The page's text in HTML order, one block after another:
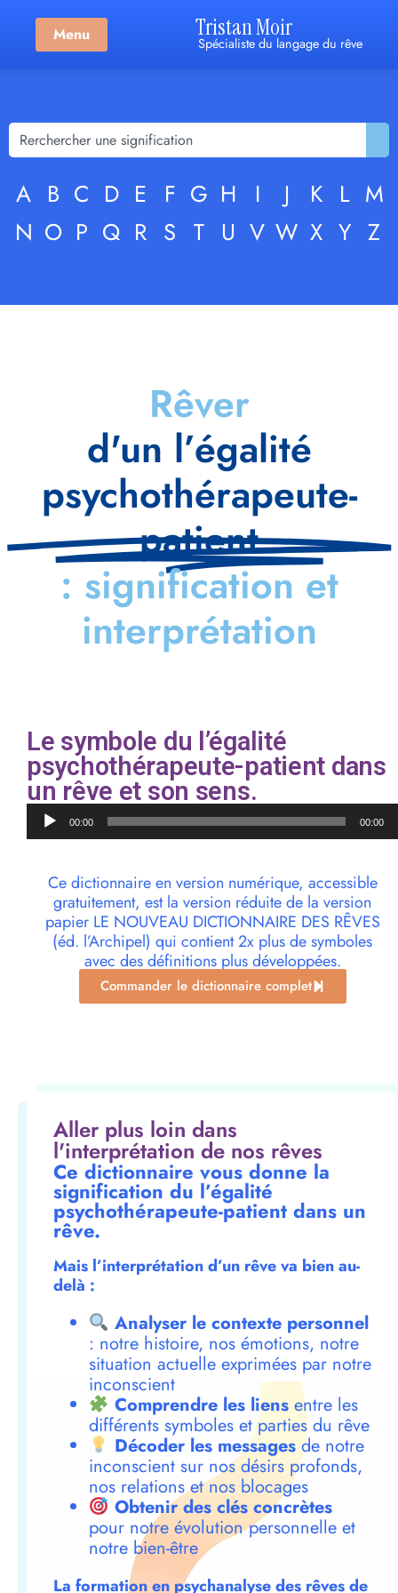
Menu Tristan Moir
Spécialiste du langage du rêve
A B C D E F G H I J K L M
N O P Q R S T U V W X Y Z
Rêver
d'un l’égalité
psychothérapeute-
patient
: signification et
interprétation
Le symbole du l’égalité
psychothérapeute-patient dans
un rêve et son sens.
Lecteur
audio00:00 00:00
Ce dictionnaire en version numérique, accessible
gratuitement, est la version réduite de la version
papier LE NOUVEAU DICTIONNAIRE DES RÊVES
(éd. l’Archipel) qui contient 2x plus de symboles
avec des définitions plus développées.
Commander le dictionnaire complet
Aller plus loin dans
l'interprétation de nos rêves
Ce dictionnaire vous donne la
signification du l’égalité
psychothérapeute-patient dans un
rêve.
Mais l’interprétation d’un rêve va bien au-
delà :
Analyser le contexte personnel
: notre histoire, nos émotions, notre
situation actuelle exprimées par notre
inconscient
Comprendre les liensentre les
différents symboles et parties du rêve
Décoder les messagesde notre
inconscient sur nos désirs profonds,
nos relations et nos blocages
Obtenir des clés concrètes
pour notre évolution personnelle et
notre bien-être
La formation en psychanalyse des rêves de